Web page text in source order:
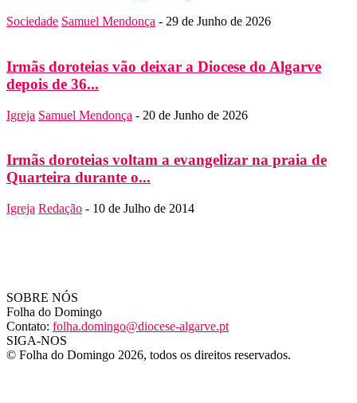
Sociedade Samuel Mendonça - 29 de Junho de 2026
Irmãs doroteias vão deixar a Diocese do Algarve
depois de 36...
Igreja Samuel Mendonça - 20 de Junho de 2026
Irmãs doroteias voltam a evangelizar na praia de
Quarteira durante o...
Igreja Redação - 10 de Julho de 2014
SOBRE NÓS
Folha do Domingo
Contato: folha.domingo@diocese-algarve.pt
SIGA-NOS
© Folha do Domingo 2026, todos os direitos reservados.